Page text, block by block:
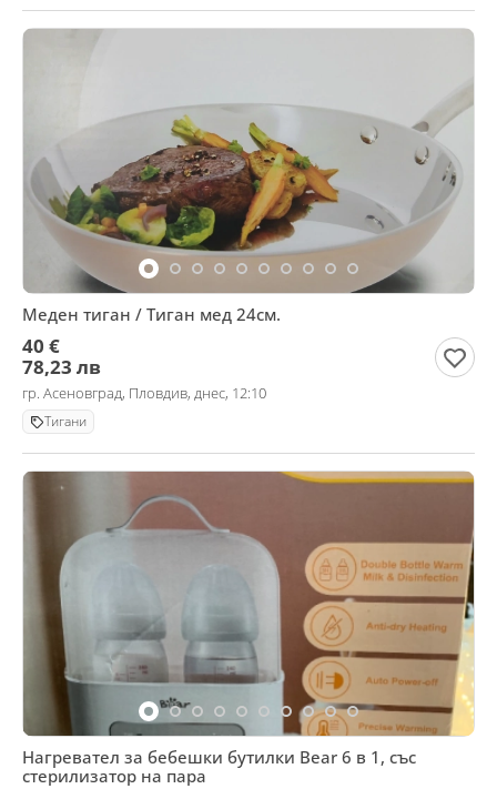
Меден тиган / Тиган мед 24см.
40 €
78,23 лв
гр. Асеновград, Пловдив, днес, 12:10
Тигани
Нагревател за бебешки бутилки Bear 6 в 1, със
стерилизатор на пара